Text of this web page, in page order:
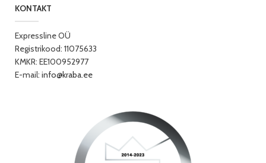
KONTAKT
Expressline OÜ
Registrikood: 11075633
KMKR: EE100952977
E-mail: info@kraba.ee